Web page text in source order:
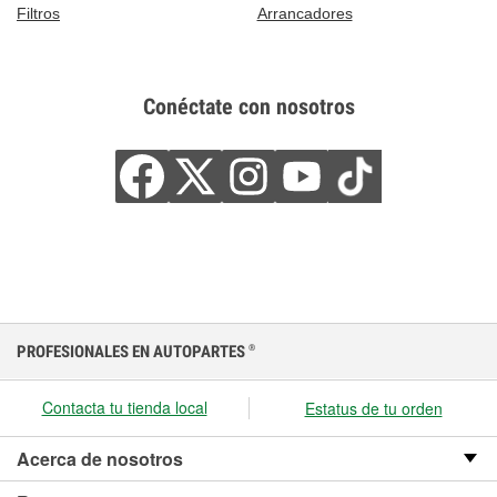
Filtros
Arrancadores
Conéctate con nosotros
PROFESIONALES EN AUTOPARTES ®
Contacta tu tienda local Estatus de tu orden
Acerca de nosotros